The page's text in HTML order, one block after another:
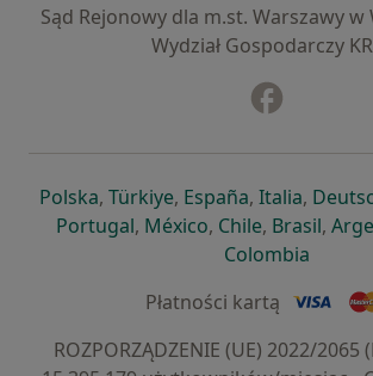
Sąd Rejonowy dla m.st. Warszawy w
Wydział Gospodarczy
Polskaotwiera się w nowej karcie
, Türkiyeotwiera się w nowej
, Españaotwiera się w
, Italiaotwiera
,
Portugalotwiera się w nowej karcie
, Méxicootwiera się w
, Chileotwiera się
, Brasil,
Colombia
Płatności kartą
ROZPORZĄDZENIE (UE) 2022/2065